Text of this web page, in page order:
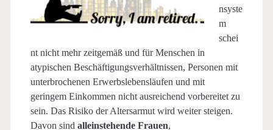
nsyste
m
schei
nt nicht mehr zeitgemäß und für Menschen in
atypischen Beschäftigungsverhältnissen, Personen mit
unterbrochenen Erwerbslebensläufen und mit
geringem Einkommen nicht ausreichend vorbereitet zu
sein. Das Risiko der Altersarmut wird weiter steigen.
Davon sind alleinstehende Frauen,